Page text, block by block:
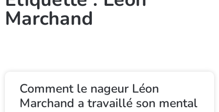
Marchand
Comment le nageur Léon
Marchand a travaillé son mental